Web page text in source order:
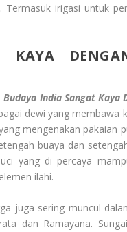
Termasuk irigasi untuk
KAYA
Budaya India Sangat Kaya
dewi yang membawa
mengenakan pakaian
buaya dan
yang di percaya
ilahi.
juga sering muncul
dan Ramayana.